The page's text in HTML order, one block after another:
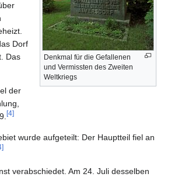
Denkmal für die Gefallenen
und Vermissten des Zweiten
Weltkriegs
Dorf
Das
der
[4]
wurde aufgeteilt: Der Hauptteil fiel an
]
verabschiedet. Am 24. Juli desselben